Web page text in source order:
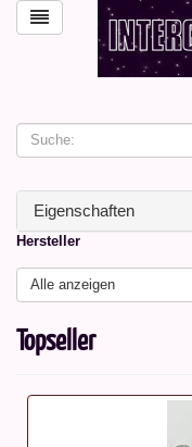
Eigenschaften
Hersteller
Alle anzeigen
Topseller